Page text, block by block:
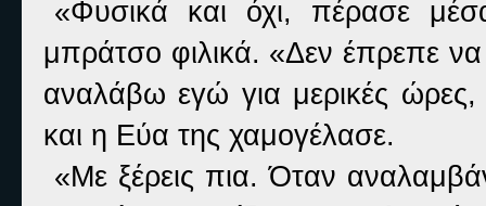
«Φυσικά και όχι, πέρασε
μπράτσο φιλικά. «Δεν έπρεπε
αναλάβω εγώ για μερικές
και η Εύα της χαμογέλασε.
«Με ξέρεις πια. Όταν